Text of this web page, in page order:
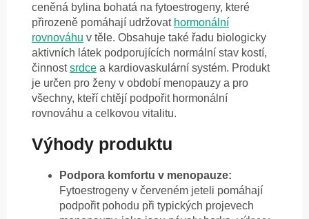
ceněná bylina bohatá na fytoestrogeny, které
přirozeně pomáhají udržovat hormonální
rovnováhu v těle. Obsahuje také řadu biologicky
aktivních látek podporujících normální stav kostí,
činnostsrdce a kardiovaskulární systém. Produkt
je určen pro ženy v období menopauzy a pro
všechny, kteří chtějí podpořit hormonální
rovnováhu a celkovou vitalitu.
Výhody produktu
Podpora komfortu v menopauze:
Fytoestrogeny v červeném jeteli pomáhají
podpořit pohodu při typických projevech